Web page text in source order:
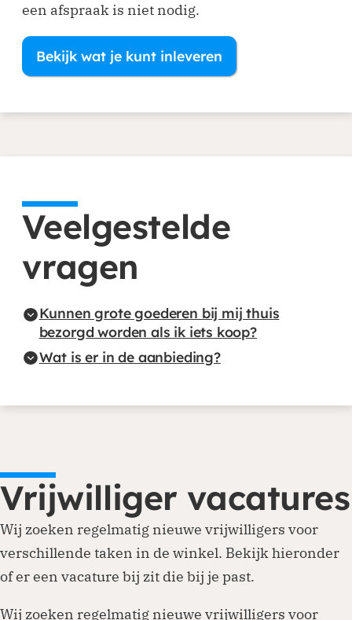
een afspraak is niet nodig.
Bekijk wat je kunt inleveren
Veelgestelde
vragen
Kunnen grote goederen bij mij thuis
bezorgd worden als ik iets koop?
Wat is er in de aanbieding?
Vrijwilliger vacatures
Wij zoeken regelmatig nieuwe vrijwilligers voor
verschillende taken in de winkel. Bekijk hieronder
of er een vacature bij zit die bij je past.
Wij zoeken regelmatig nieuwe vrijwilligers voor